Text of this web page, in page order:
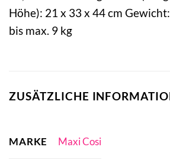
Höhe): 21 x 33 x 44 cm
bis max. 9 kg
ZUSÄTZLICHE
MARKE Maxi Cosi